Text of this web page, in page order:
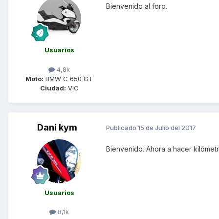
Usuarios
4,8k
Moto: BMW C 650 GT
Ciudad: VIC
Bienvenido al foro.
Dani kym
Usuarios
8,1k
Publicado 15 de Julio del 2017
Bienvenido. Ahora a hacer